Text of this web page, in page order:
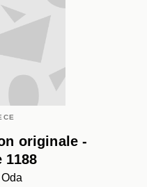
originale -
1188